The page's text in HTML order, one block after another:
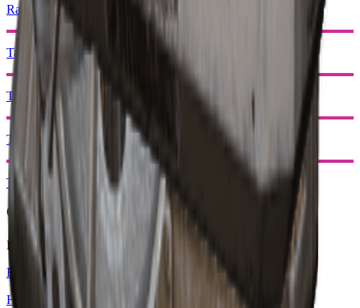
Raider lukenøkkel
Taktisk Mk. 3 (Defensiv)
Taktisk Mk. 3 (Helbredelse)
Taktisk Mk. 3 (Gjenopplivning)
Taktisk Mk. 3 (Røyk)
Relaterte oppdrag
Belønnes av:
Baner vei
Handelsmann :